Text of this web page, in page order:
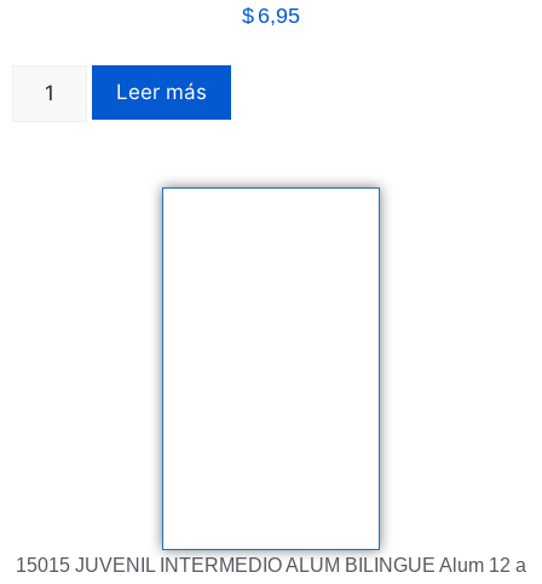
$ 6,95
Leer más
15015 JUVENIL INTERMEDIO ALUM BILINGUE Alum 12 a